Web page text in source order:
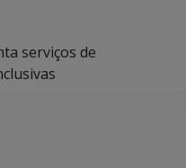
serviços de